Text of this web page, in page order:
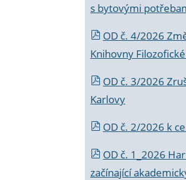
s bytovými
OD č. 4/2026
Knihovny
OD č. 3/2026
Karlovy
OD č. 2/2026 k
OD č. 1_2026
začínající